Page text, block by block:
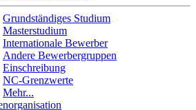
Grundständiges Studium
Masterstudium
Internationale Bewerber
Andere Bewerbergruppen
Einschreibung
NC-Grenzwerte
Mehr...